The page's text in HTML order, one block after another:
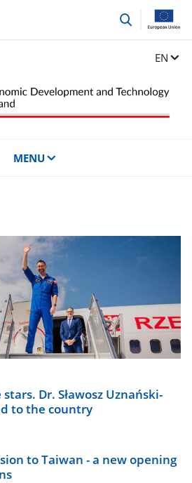
EN
MENU
Dr. Sławosz Uznański-
to the country
to Taiwan - a new opening